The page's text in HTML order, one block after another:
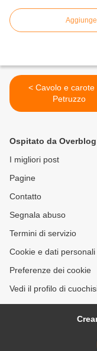
< Cavolo e carote alla
Petruzzo
Ospitato da Overblog
I migliori post
Pagine
Contatto
Segnala abuso
Termini di servizio
Cookie e dati personali
Preferenze dei cookie
Vedi il profilo di